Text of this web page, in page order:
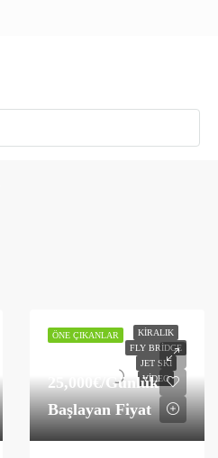
ÖNE ÇIKANLAR
KIRALIK
FLY BRIDGE
JET SKI
VIDEO
25,000€/Günlük
Başlayan Fiyat